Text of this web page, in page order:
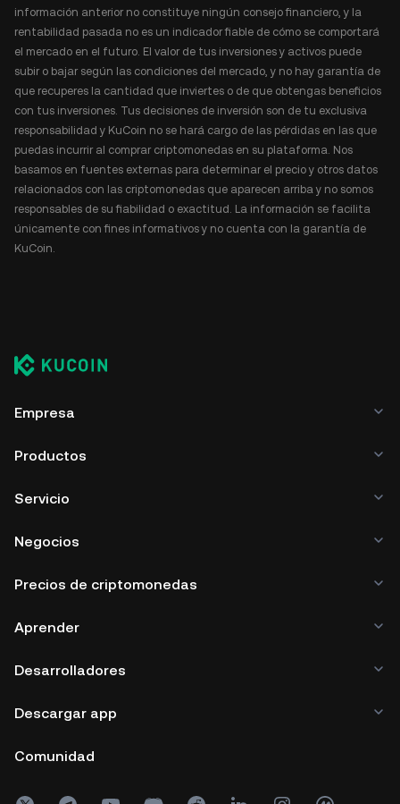
información anterior no constituye ningún consejo financiero, y la
rentabilidad pasada no es un indicador fiable de cómo se comportará
el mercado en el futuro. El valor de tus inversiones y activos puede
subir o bajar según las condiciones del mercado, y no hay garantía de
que recuperes la cantidad que inviertes o de que obtengas beneficios
con tus inversiones. Tus decisiones de inversión son de tu exclusiva
responsabilidad y KuCoin no se hará cargo de las pérdidas en las que
puedas incurrir al comprar criptomonedas en su plataforma. Nos
basamos en fuentes externas para determinar el precio y otros datos
relacionados con las criptomonedas que aparecen arriba y no somos
responsables de su fiabilidad o exactitud. La información se facilita
únicamente con fines informativos y no cuenta con la garantía de
KuCoin.
Empresa
Productos
Servicio
Negocios
Precios de criptomonedas
Aprender
Desarrolladores
Descargar app
Comunidad